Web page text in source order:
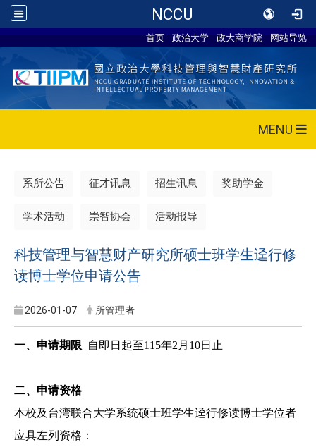
NCCU
首页 政治大学 政大商学院 网站导览
MENU
系所公告 征才讯息 招生讯息 奖助学金
学术活动 崇智协会 活动报导
科技管理与智慧财产研究所硕士班学生迳行修
读博士学位申请公告
2026-01-07 所管理者
一、 申请期限 自即日起至115年2月10日止
二、 申请资格
本校及台湾联合大学系统硕士班学生迳行修读博士学位者
应具左列资格：